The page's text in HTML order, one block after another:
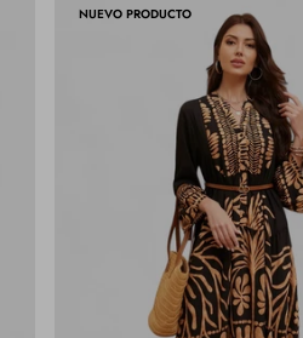
NUEVO PRODUCTO